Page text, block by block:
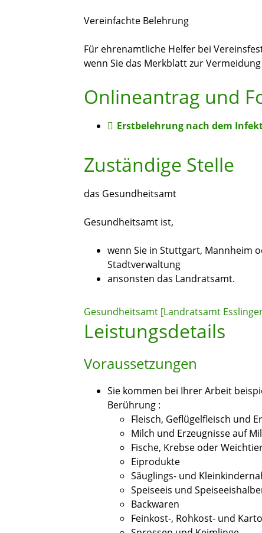
Vereinfachte Belehrung
Für ehrenamtliche Helfer bei
wenn Sie das Merkblatt zur
Onlineantrag und
Erstbelehrung nach dem
Zuständige Stelle
das Gesundheitsamt
Gesundheitsamt ist,
wenn Sie in Stuttgart, Mannheim
Stadtverwaltung
ansonsten das Landratsamt.
Gesundheitsamt [Landratsamt
Leistungsdetails
Voraussetzungen
Sie kommen bei Ihrer Arbeit
Berührung :
Fleisch, Geflügelfleisch und
Milch und Erzeugnisse auf
Fische, Krebse oder
Eiprodukte
Säuglings- und
Speiseeis und
Backwaren
Feinkost-, Rohkost- und